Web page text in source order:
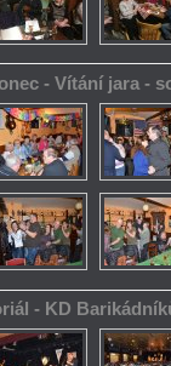
- Vítání jara -
- KD